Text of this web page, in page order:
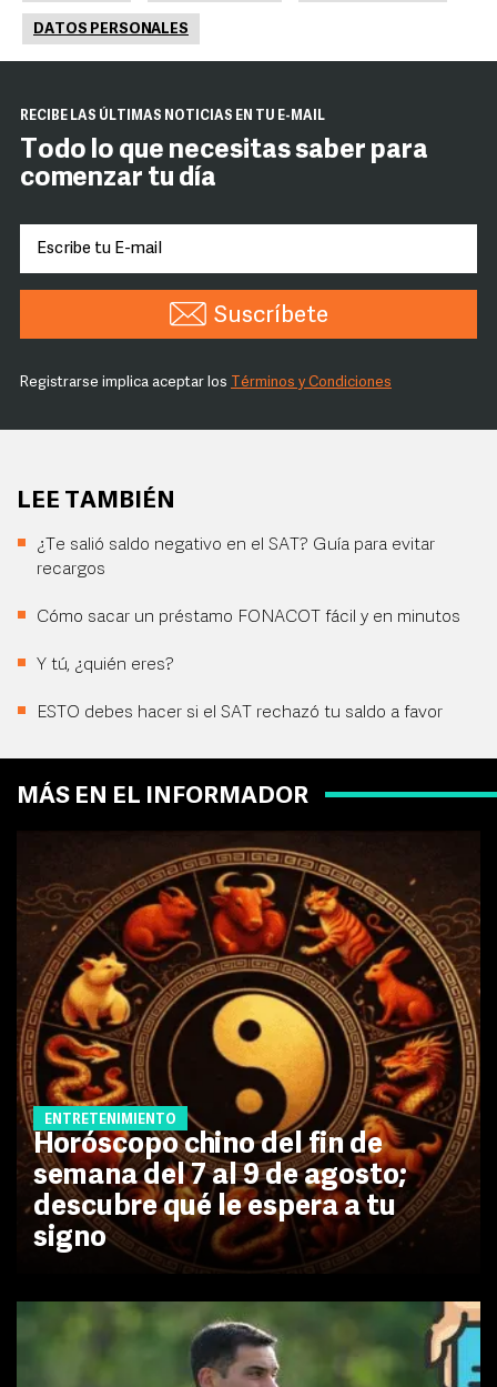
DATOS PERSONALES
RECIBE LAS ÚLTIMAS NOTICIAS EN TU E-MAIL
Todo lo que necesitas saber para
comenzar tu día
Suscríbete
Registrarse implica aceptar los Términos y Condiciones
LEE TAMBIÉN
¿Te salió saldo negativo en el SAT? Guía para evitar
recargos
Cómo sacar un préstamo FONACOT fácil y en minutos
Y tú, ¿quién eres?
ESTO debes hacer si el SAT rechazó tu saldo a favor
MÁS EN EL INFORMADOR
ENTRETENIMIENTO
Horóscopo chino del fin de
semana del 7 al 9 de agosto;
descubre qué le espera a tu
signo